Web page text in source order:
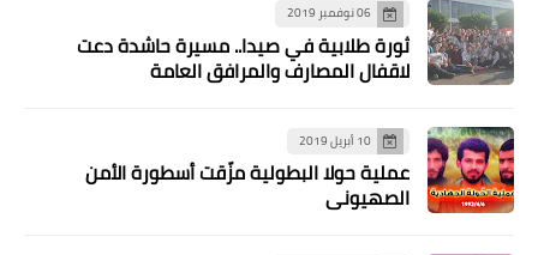
مقالات
حزب مكافح يستحق التقدير
06 نوفمبر 2019
ثورة طلابية في صيدا.. مسيرة حاشدة دعت
لاقفال المصارف والمرافق العامة
10 أبريل 2019
عملية حولا البطولية مزّقت أسطورة الأمن
الصهيوني